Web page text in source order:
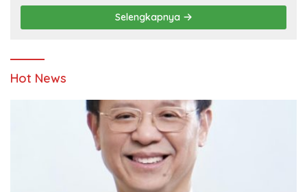
Pendidikan
Selengkapnya
Hot News